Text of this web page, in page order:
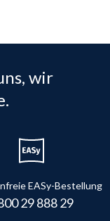
wir
EASy-Bestellung
29 888 29